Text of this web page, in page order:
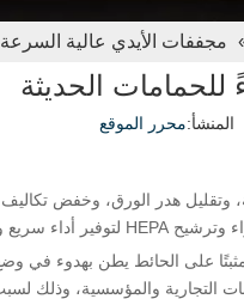
مجففات الأيدي عالية السرعة:
للحمامات الحديثة
محرر الموقع
الأيدي عالية السرعة على تحويل المراحيض التجارية والعامة عن طريق تقليل أوقات
على الحائط يطن بهدوء في وضع
التجارية والمؤسسية، وذلك